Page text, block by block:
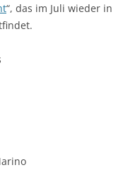
“, das im Juli wieder in